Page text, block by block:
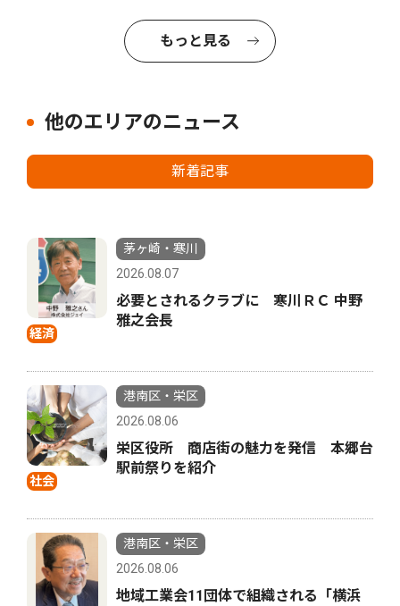
もっと見る
他のエリアのニュース
新着記事
経済
茅ヶ崎・寒川
2026.08.07
必要とされるクラブに 寒川ＲＣ 中野
雅之会長
社会
港南区・栄区
2026.08.06
栄区役所 商店街の魅力を発信 本郷台
駅前祭りを紹介
港南区・栄区
2026.08.06
地域工業会11団体で組織される「横浜